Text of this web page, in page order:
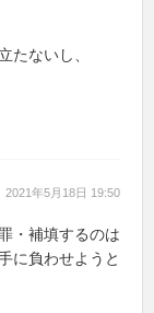
たないし、
2021年5月18日 19:50
・補填するのは
に負わせようと